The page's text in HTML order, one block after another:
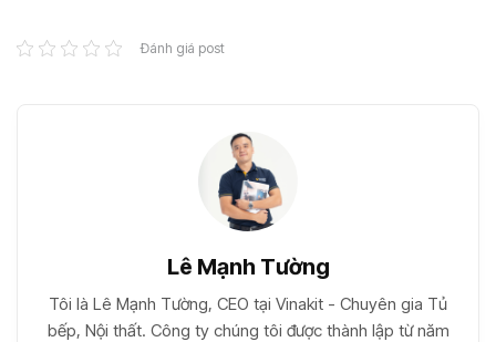
Đánh giá post
Lê Mạnh Tường
Tôi là Lê Mạnh Tường, CEO tại Vinakit - Chuyên gia Tủ
bếp, Nội thất. Công ty chúng tôi được thành lập từ năm